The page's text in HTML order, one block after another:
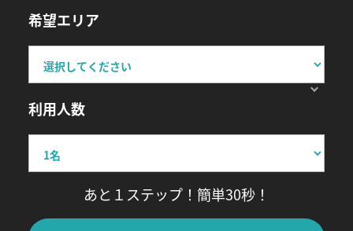
希望エリア
利用人数
あと１ステップ！簡単30秒！